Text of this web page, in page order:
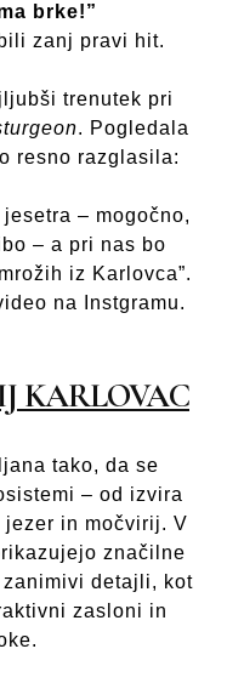
brke!”
zanj pravi hit.
trenutek pri
. Pogledala
resno razglasila:
– mogočno,
– a pri nas bo
iz Karlovca”.
na Instgramu.
KARLOVAC
tako, da se
– od izvira
jezer in močvirij. V
značilne
detajli, kot
zasloni in